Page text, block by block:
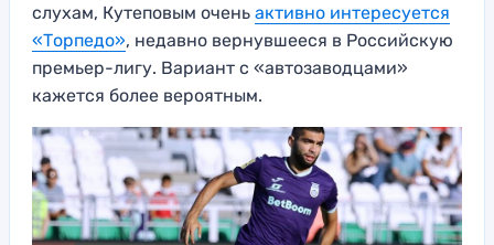
слухам, Кутеповым очень активно интересуется
«Торпедо», недавно вернувшееся в Российскую
премьер-лигу. Вариант с «автозаводцами»
кажется более вероятным.